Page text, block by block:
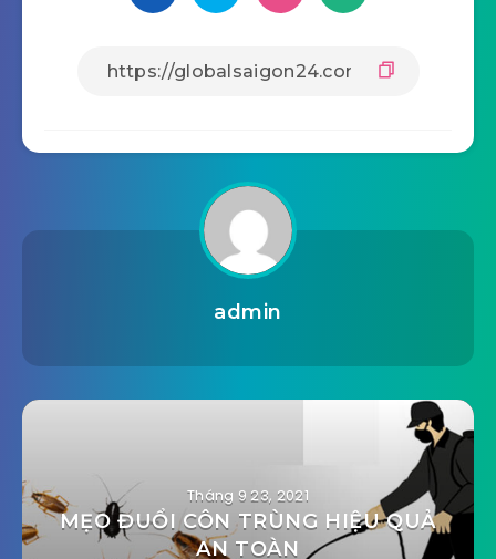
admin
Tháng 9 23, 2021
MẸO ĐUỔI CÔN TRÙNG HIỆU QUẢ
AN TOÀN